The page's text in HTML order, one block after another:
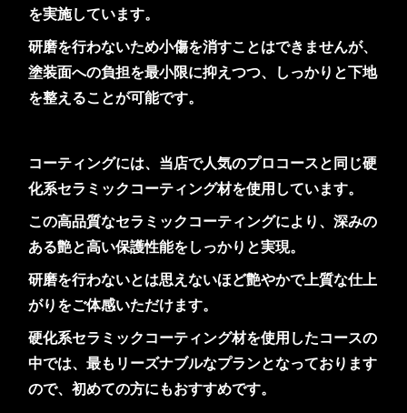
を実施しています。
研磨を行わないため小傷を消すことはできませんが、
塗装面への負担を最小限に抑えつつ、しっかりと下地
を整えることが可能です。
コーティングには、当店で人気のプロコースと同じ硬
化系セラミックコーティング材を使用しています。
この高品質なセラミックコーティングにより、深みの
ある艶と高い保護性能をしっかりと実現。
研磨を行わないとは思えないほど艶やかで上質な仕上
がりをご体感いただけます。
硬化系セラミックコーティング材を使用したコースの
中では、最もリーズナブルなプランとなっております
ので、初めての方にもおすすめです。